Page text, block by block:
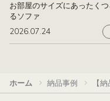
お部屋のサイズにあったく
るソファ
2026.07.24
ホーム 納品事例 【